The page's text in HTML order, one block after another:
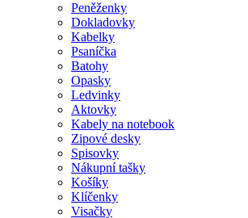
Peněženky
Dokladovky
Kabelky
Psaníčka
Batohy
Opasky
Ledvinky
Aktovky
Kabely na notebook
Zipové desky
Spisovky
Nákupní tašky
Košíky
Klíčenky
Visačky